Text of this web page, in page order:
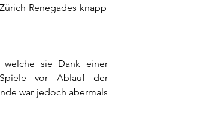
Renegades knapp
sie Dank einer
vor Ablauf der
war jedoch abermals